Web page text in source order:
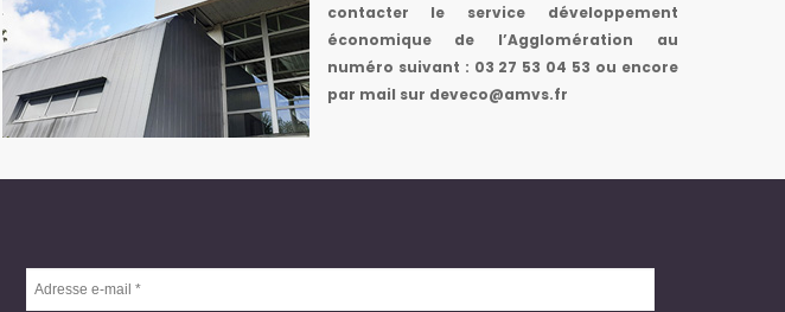
contacter le service développement
économique de l’Agglomération au
numéro suivant : 03 27 53 04 53 ou encore
par mail sur deveco@amvs.fr